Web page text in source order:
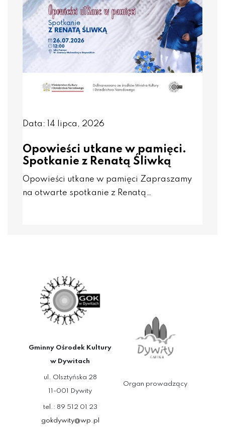
Data: 14 lipca, 2026
Opowieści utkane w pamięci.
Spotkanie z Renatą Śliwką
Opowieści utkane w pamięci Zapraszamy
na otwarte spotkanie z Renatą…
Gminny Ośrodek Kultury
w Dywitach
ul. Olsztyńska 28
11-001 Dywity
tel.: 89 512 01 23
gokdywity@wp.pl
Organ prowadzący